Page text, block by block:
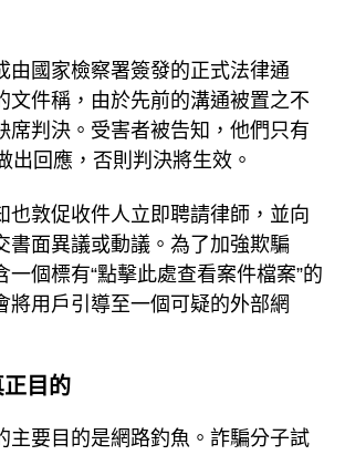
由國家檢察署簽發的正式法律通
文件稱，由於先前的溝通被置之不
席判決。受害者被告知，他們只有
出回應，否則判決將生效。
也敦促收件人立即聘請律師，並向
書面異議或動議。為了加強欺騙
一個標有“點擊此處查看案件檔案”的
將用戶引導至一個可疑的外部網
目的
主要目的是網路釣魚。詐騙分子試